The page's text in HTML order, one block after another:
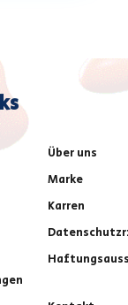
Über uns
Marke
Karren